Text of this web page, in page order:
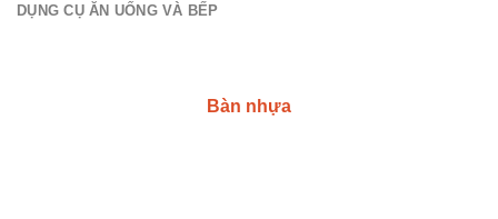
DỤNG CỤ ĂN UỐNG VÀ BẾP
Bàn nhựa